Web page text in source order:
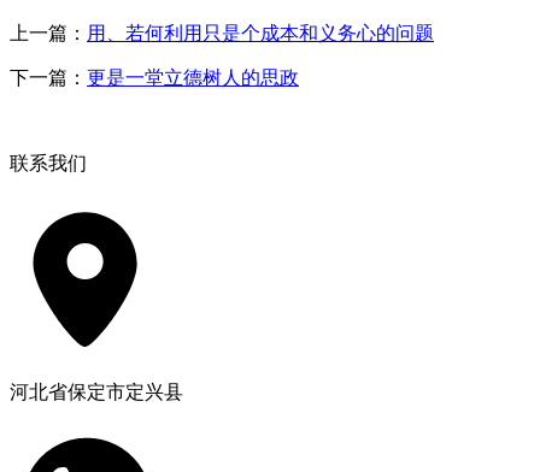
上一篇： 用、若何利用只是个成本和义务心的问题
下一篇： 更是一堂立德树人的思政
联系我们
河北省保定市定兴县